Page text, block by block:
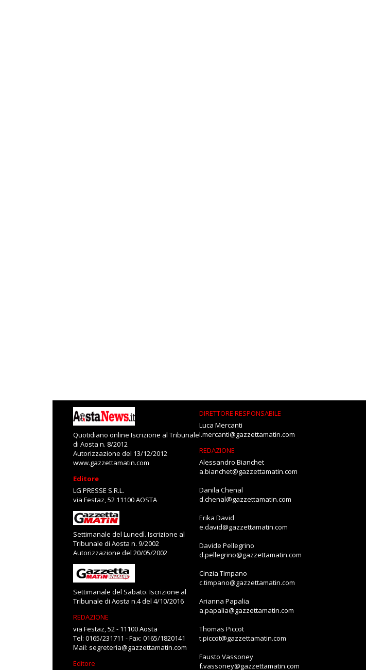
Quotidiano online Iscrizione al Tribunale
di Aosta n. 8/2012
Autorizzazione del 13/12/2012
www.gazzettamatin.com
Editore
LG PRESSE S.R.L.
via Festaz, 52 11100 AOSTA
Settimanale del Lunedì. Iscrizione al
Tribunale di Aosta n. 9/2002
Autorizzazione del 20/05/2002
Settimanale del Sabato. Iscrizione al
Tribunale di Aosta n.4 del 4/10/2016
REDAZIONE
via Festaz, 52 - 11100 Aosta
Tel: 0165/231711 - Fax: 0165/1820141
Mail: segreteria@gazzettamatin.com
Editore
DIRETTORE RESPONSABILE
Luca Mercanti
l.mercanti@gazzettamatin.com
REDAZIONE
Alessandro Bianchet
a.bianchet@gazzettamatin.com
Danila Chenal
d.chenal@gazzettamatin.com
Erika David
e.david@gazzettamatin.com
Davide Pellegrino
d.pellegrino@gazzettamatin.com
Cinzia Timpano
c.timpano@gazzettamatin.com
Arianna Papalia
a.papalia@gazzettamatin.com
Thomas Piccot
t.piccot@gazzettamatin.com
Fausto Vassoney
f.vassoney@gazzettamatin.com